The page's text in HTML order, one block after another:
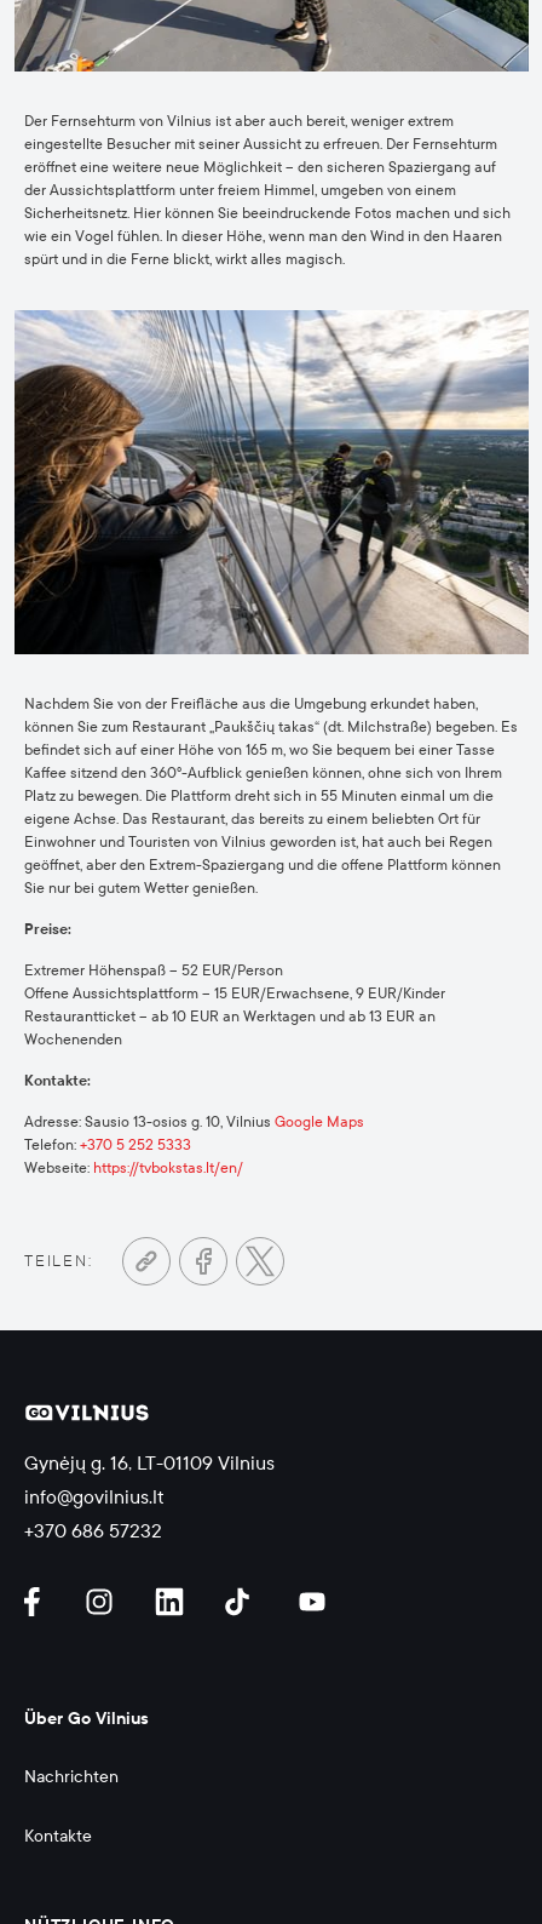
Der Fernsehturm von Vilnius ist aber auch bereit, weniger extrem
eingestellte Besucher mit seiner Aussicht zu erfreuen. Der Fernsehturm
eröffnet eine weitere neue Möglichkeit – den sicheren Spaziergang auf
der Aussichtsplattform unter freiem Himmel, umgeben von einem
Sicherheitsnetz. Hier können Sie beeindruckende Fotos machen und sich
wie ein Vogel fühlen. In dieser Höhe, wenn man den Wind in den Haaren
spürt und in die Ferne blickt, wirkt alles magisch.
Nachdem Sie von der Freifläche aus die Umgebung erkundet haben,
können Sie zum Restaurant „Paukščių takas“ (dt. Milchstraße) begeben. Es
befindet sich auf einer Höhe von 165 m, wo Sie bequem bei einer Tasse
Kaffee sitzend den 360º-Aufblick genießen können, ohne sich von Ihrem
Platz zu bewegen. Die Plattform dreht sich in 55 Minuten einmal um die
eigene Achse. Das Restaurant, das bereits zu einem beliebten Ort für
Einwohner und Touristen von Vilnius geworden ist, hat auch bei Regen
geöffnet, aber den Extrem-Spaziergang und die offene Plattform können
Sie nur bei gutem Wetter genießen.
Preise:
Extremer Höhenspaß – 52 EUR/Person
Offene Aussichtsplattform – 15 EUR/Erwachsene, 9 EUR/Kinder
Restaurantticket – ab 10 EUR an Werktagen und ab 13 EUR an
Wochenenden
Kontakte:
Adresse: Sausio 13-osios g. 10, Vilnius Google Maps
Telefon: +370 5 252 5333
Webseite: https://tvbokstas.lt/en/
TEILEN:
Gynėjų g. 16, LT-01109 Vilnius
info@govilnius.lt
+370 686 57232
Über Go Vilnius
Nachrichten
Kontakte